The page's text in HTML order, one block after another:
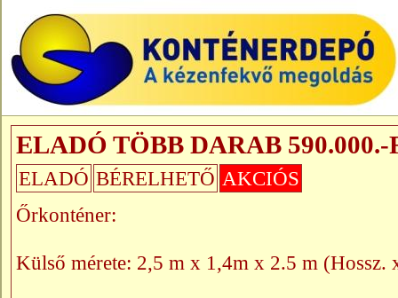
ELADÓ TÖBB DARAB
ELADÓ BÉRELHETŐ AKCIÓS
Őrkonténer:
Külső mérete: 2,5 m x 1,4m x 2.5 m (Hossz.